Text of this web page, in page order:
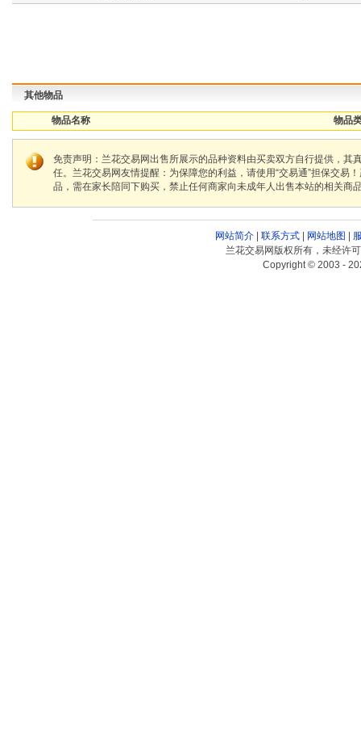
其他物品
物品名称 物品
免责声明：兰花交易网出售所展示的品种资料由买卖双方自行提供，
任。兰花交易网友情提醒：为保障您的利益，请使用“交易通”担保交
品，需在家长陪同下购买，禁止任何商家向未成年人出售本站的相关商
网站简介| 联系方式| 网站地图
兰花交易网版权所有，未经许
Copyright © 2003 -